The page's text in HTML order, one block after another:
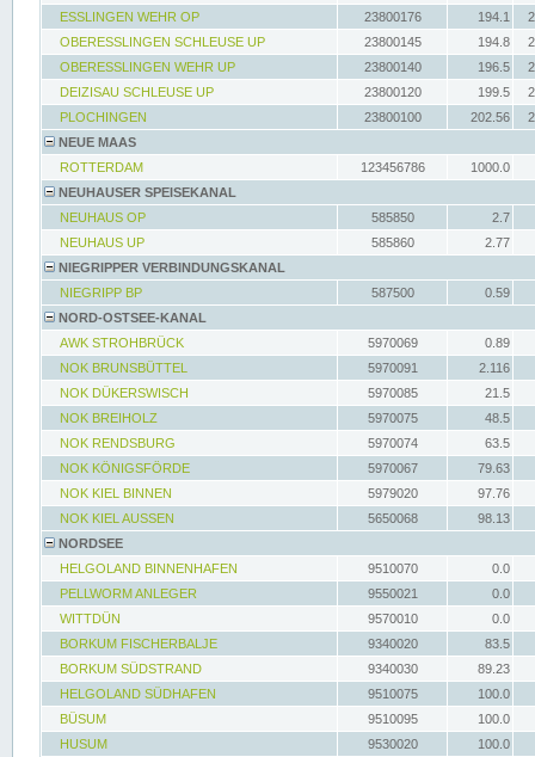
ESSLINGEN WEHR OP
23800176 194.1
OBERESSLINGEN SCHLEUSE UP
23800145 194.8
OBERESSLINGEN WEHR UP
23800140 196.5
DEIZISAU SCHLEUSE UP
23800120 199.5
PLOCHINGEN
23800100 202.56
NEUE MAAS
ROTTERDAM
123456786
1000.0
NEUHAUSER SPEISEKANAL
NEUHAUS OP
585850
2.7
NEUHAUS UP
585860
2.77
NIEGRIPPER VERBINDUNGSKANAL
NIEGRIPP BP
587500
0.59
NORD-OSTSEE-KANAL
AWK STROHBRÜCK
5970069
0.89
NOK BRUNSBÜTTEL
5970091
2.116
NOK DÜKERSWISCH
5970085
21.5
NOK BREIHOLZ
5970075
48.5
NOK RENDSBURG
5970074
63.5
NOK KÖNIGSFÖRDE
5970067
79.63
NOK KIEL BINNEN
5979020
97.76
NOK KIEL AUSSEN
5650068
98.13
NORDSEE
HELGOLAND BINNENHAFEN
9510070
0.0
PELLWORM ANLEGER
9550021
0.0
WITTDÜN
9570010
0.0
BORKUM FISCHERBALJE
9340020
83.5
BORKUM SÜDSTRAND
9340030
89.23
HELGOLAND SÜDHAFEN
9510075
100.0
BÜSUM
9510095
100.0
HUSUM
9530020 100.0